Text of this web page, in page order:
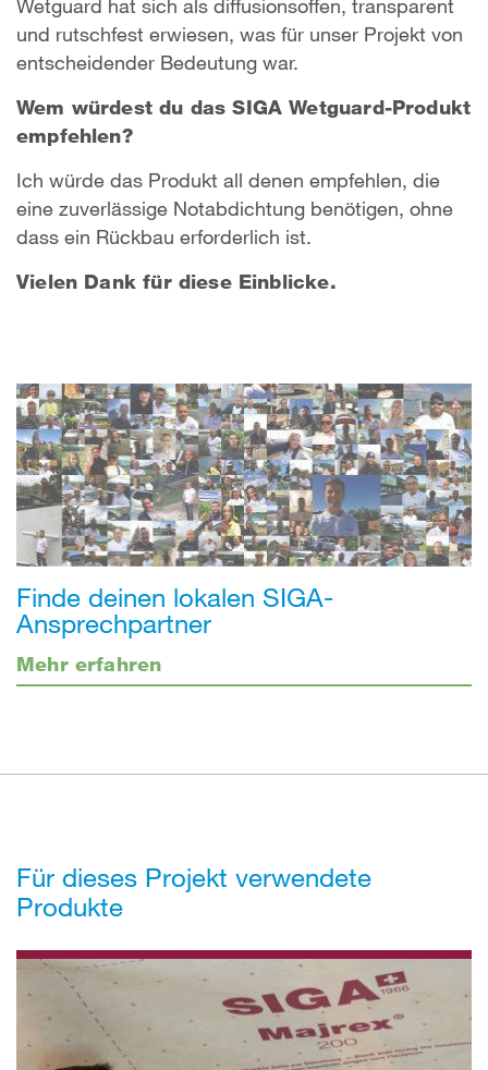
Wetguard hat sich als diffusionsoffen, transparent
und rutschfest erwiesen, was für unser Projekt von
entscheidender Bedeutung war.
Wem würdest du das SIGA Wetguard-Produkt
empfehlen?
Ich würde das Produkt all denen empfehlen, die
eine zuverlässige Notabdichtung benötigen, ohne
dass ein Rückbau erforderlich ist.
Vielen Dank für diese Einblicke.
Finde deinen lokalen SIGA-
Ansprechpartner
Mehr erfahren
Für dieses Projekt verwendete
Produkte